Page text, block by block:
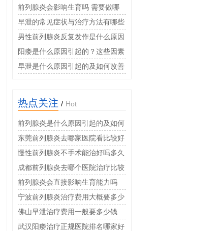
2026年男科专家权威科普指南
前列腺炎会影响生育吗 需要做哪
些检查
早泄的常见症状与治疗方法有哪些
男性前列腺炎反复发作是什么原因
阳痿是什么原因引起的？这些因素
很常见
早泄是什么原因引起的及如何改善
热点关注 / Hot
前列腺炎是什么原因引起的及如何
治疗
东莞前列腺炎去哪家医院看比较好
慢性前列腺炎不手术能治好吗多久
恢复
成都前列腺炎去哪个医院治疗比较
好
前列腺炎会直接影响生育能力吗
宁波前列腺炎治疗费用大概要多少
钱
佛山早泄治疗费用一般要多少钱
武汉阳痿治疗正规医院排名哪家好